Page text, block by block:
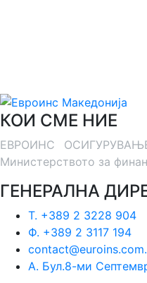
КОИ СМЕ НИЕ
ЕВРОИНС ОСИГУРУВАЊЕ
Министерството за
ГЕНЕРАЛНА
Т. +389 2 3228 904
Ф. +389 2 3117 194
А. Бул.8-ми